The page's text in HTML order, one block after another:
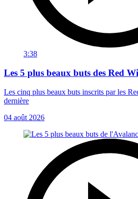
3:38
Les 5 plus beaux buts des Red
Les cinq plus beaux buts inscrits par les
dernière
04 août 2026